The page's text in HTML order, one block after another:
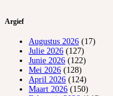
Argief
Augustus 2026 (17)
Julie 2026 (127)
Junie 2026 (122)
Mei 2026 (128)
April 2026 (124)
Maart 2026 (150)